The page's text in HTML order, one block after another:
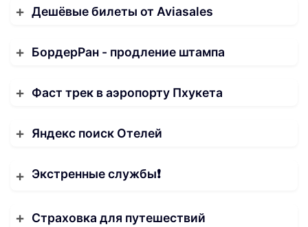
Дешёвые билеты от Aviasales
БордерРан - продление штампа
Фаст трек в аэропорту Пхукета
Яндекс поиск Отелей
Экстренные службы❗️
Страховка для путешествий